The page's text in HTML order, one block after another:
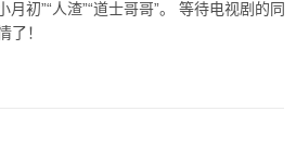
月初”“人渣”“道士哥哥”。 等待电视剧的同
了！